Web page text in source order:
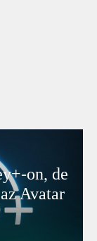
on, de
Avatar